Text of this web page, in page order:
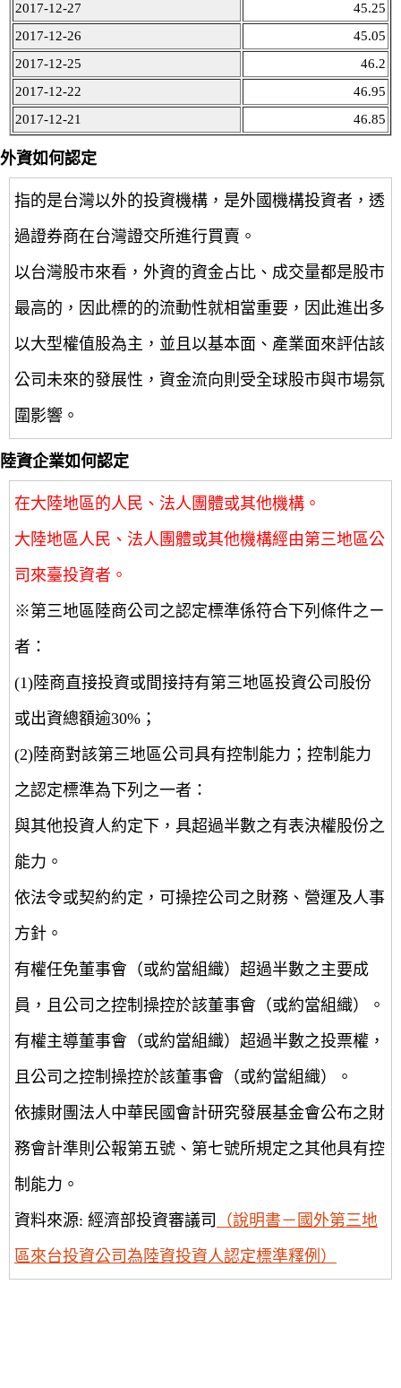
2017-12-27
45.25
2017-12-26
45.05
2017-12-25
46.2
2017-12-22
46.95
2017-12-21
46.85
外資如何認定
指的是台灣以外的投資機構，是外國機構投資者，透
過證券商在台灣證交所進行買賣。
以台灣股市來看，外資的資金占比、成交量都是股市
最高的，因此標的的流動性就相當重要，因此進出多
以大型權值股為主，並且以基本面、產業面來評估該
公司未來的發展性，資金流向則受全球股市與市場氛
圍影響。
陸資企業如何認定
在大陸地區的人民、法人團體或其他機構。
大陸地區人民、法人團體或其他機構經由第三地區公
司來臺投資者。
※第三地區陸商公司之認定標準係符合下列條件之ㄧ
者：
(1)陸商直接投資或間接持有第三地區投資公司股份
或出資總額逾30%；
(2)陸商對該第三地區公司具有控制能力；控制能力
之認定標準為下列之一者：
與其他投資人約定下，具超過半數之有表決權股份之
能力。
依法令或契約約定，可操控公司之財務、營運及人事
方針。
有權任免董事會（或約當組織）超過半數之主要成
員，且公司之控制操控於該董事會（或約當組織）。
有權主導董事會（或約當組織）超過半數之投票權，
且公司之控制操控於該董事會（或約當組織）。
依據財團法人中華民國會計研究發展基金會公布之財
務會計準則公報第五號、第七號所規定之其他具有控
制能力。
資料來源: 經濟部投資審議司
（說明書－國外第三地
區來台投資公司為陸資投資人認定標準釋例）